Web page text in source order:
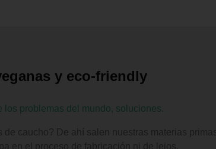
y eco-friendly
los problemas del mundo, soluciones.